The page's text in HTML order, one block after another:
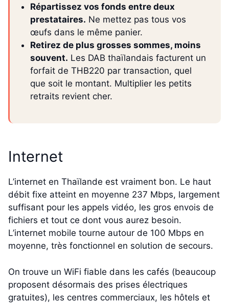
Répartissez vos fonds entre deux
prestataires. Ne mettez pas tous vos
œufs dans le même panier.
Retirez de plus grosses sommes, moins
souvent. Les DAB thaïlandais facturent un
forfait de THB220 par transaction, quel
que soit le montant. Multiplier les petits
retraits revient cher.
Internet
L’internet en Thaïlande est vraiment bon. Le haut
débit fixe atteint en moyenne 237 Mbps, largement
suffisant pour les appels vidéo, les gros envois de
fichiers et tout ce dont vous aurez besoin.
L’internet mobile tourne autour de 100 Mbps en
moyenne, très fonctionnel en solution de secours.
On trouve un WiFi fiable dans les cafés (beaucoup
proposent désormais des prises électriques
gratuites), les centres commerciaux, les hôtels et